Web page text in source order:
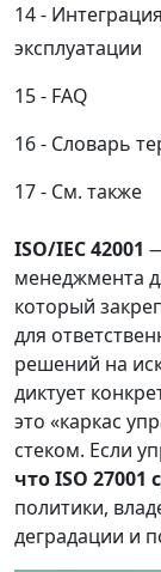
эксплуатации
FAQ
Словарь
См. также
ISO/IEC 42001
менеджмента
который
для
решений на
диктует
это «каркас
стеком. Если
что ISO 27001
политики,
деградации и